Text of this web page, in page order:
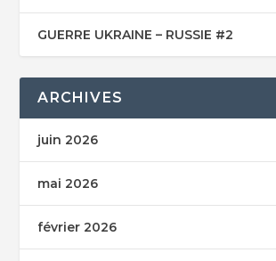
GUERRE UKRAINE – RUSSIE #2
ARCHIVES
juin 2026
mai 2026
février 2026